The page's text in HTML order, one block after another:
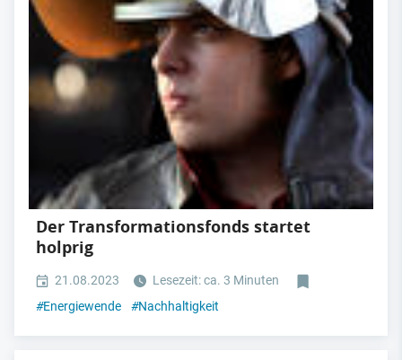
Der Transformationsfonds startet
holprig
21.08.2023
Lesezeit: ca. 3 Minuten
#Energiewende #Nachhaltigkeit